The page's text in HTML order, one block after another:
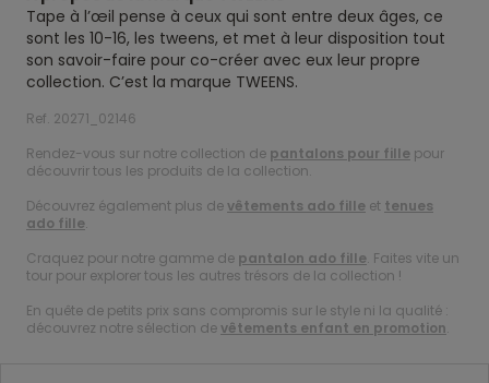
Tape à l’œil pense à ceux qui sont entre deux âges, ce
sont les 10-16, les tweens, et met à leur disposition tout
son savoir-faire pour co-créer avec eux leur propre
collection. C’est la marque TWEENS.
Ref. 20271_02146
Rendez-vous sur notre collection de pantalons pour fille pour
découvrir tous les produits de la collection.
Découvrez également plus devêtements ado fille et tenues
ado fille.
Craquez pour notre gamme de pantalon ado fille. Faites vite un
tour pour explorer tous les autres trésors de la collection !
En quête de petits prix sans compromis sur le style ni la qualité :
découvrez notre sélection devêtements enfant en promotion.